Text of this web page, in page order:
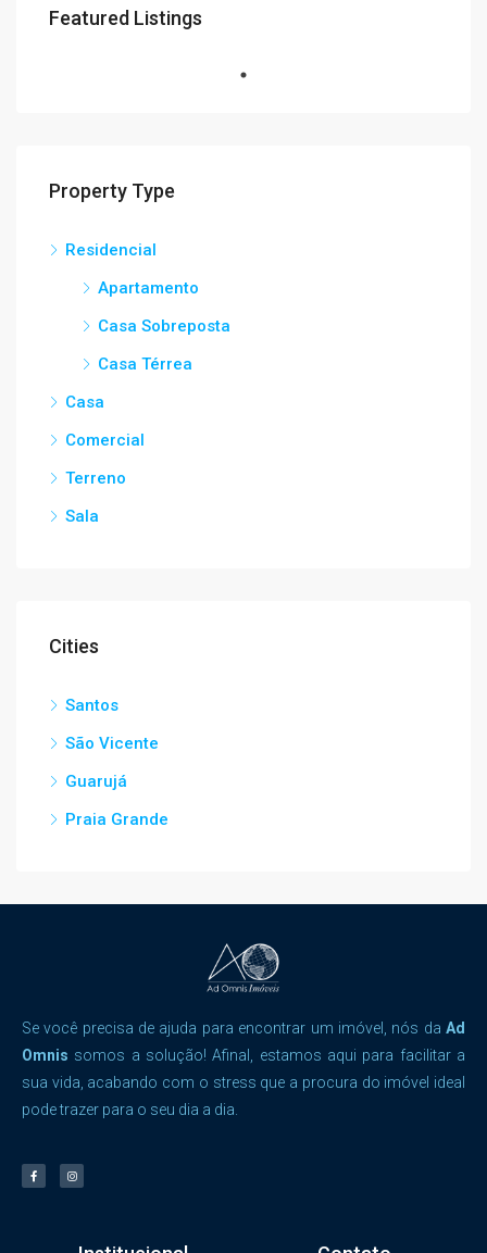
Featured Listings
Property Type
Residencial
Apartamento
Casa Sobreposta
Casa Térrea
Casa
Comercial
Terreno
Sala
Cities
Santos
São Vicente
Guarujá
Praia Grande
Se você precisa de ajuda para encontrar um imóvel, nós da Ad
Omnis somos a solução! Afinal, estamos aqui para facilitar a
sua vida, acabando com o stress que a procura do imóvel ideal
pode trazer para o seu dia a dia.